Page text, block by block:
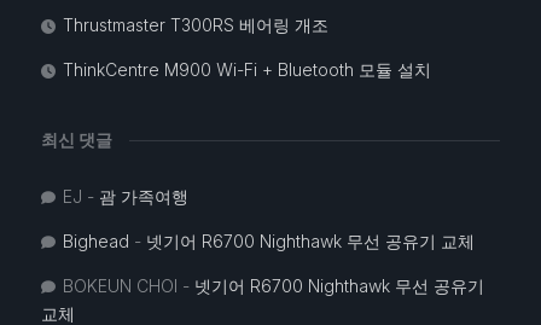
Thrustmaster T300RS 베어링 개조
ThinkCentre M900 Wi-Fi + Bluetooth 모듈 설치
최신 댓글
EJ - 괌 가족여행
Bighead - 넷기어 R6700 Nighthawk 무선 공유기 교체
BOKEUN CHOI - 넷기어 R6700 Nighthawk 무선 공유기
교체